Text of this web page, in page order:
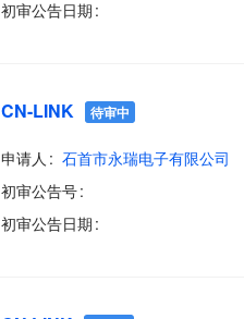
初审公告日期
CN-LINK 待审中
申请人 石首市永瑞电子有限公司
初审公告号
初审公告日期